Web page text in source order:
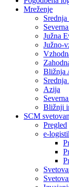
Mreženje
Južna
Južno-
Bližnja
Azija
Bližnji
SCM
Pregled
e-